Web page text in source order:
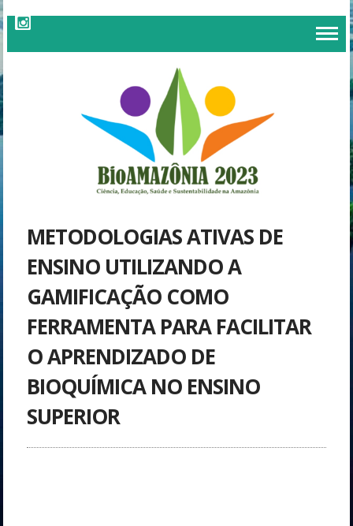
METODOLOGIAS ATIVAS DE
ENSINO UTILIZANDO A
GAMIFICAÇÃO COMO
FERRAMENTA PARA FACILITAR
O APRENDIZADO DE
BIOQUÍMICA NO ENSINO
SUPERIOR